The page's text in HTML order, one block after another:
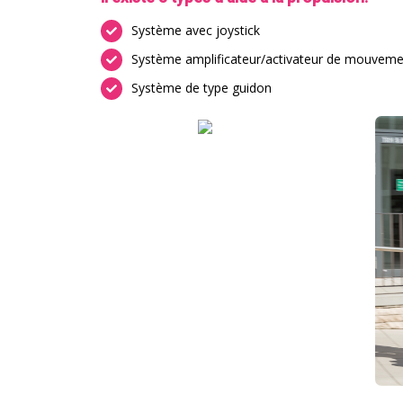
Système avec joystick
Système amplificateur/activateur de
Système de type guidon